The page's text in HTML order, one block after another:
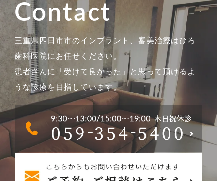
Contact
三重県四日市市のインプラント、審美治療はひろ
歯科医院にお任せください。
患者さんに「受けて良かった」と思って頂けるよ
うな診療を目指しています。